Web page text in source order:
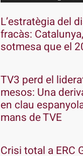
L’estratègia del
fracàs:
sotmesa que el
TV3 perd el
mesos: Una
en clau
mans de TVE
Crisi total a ERC